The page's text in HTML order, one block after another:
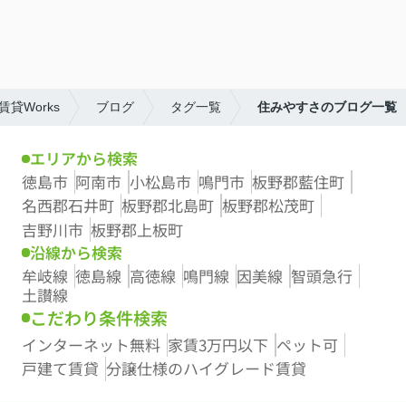
貸Works ブログ タグ一覧 住みやすさのブログ一覧
エリアから検索
徳島市 阿南市 小松島市 鳴門市 板野郡藍住町
名西郡石井町 板野郡北島町 板野郡松茂町
吉野川市 板野郡上板町
沿線から検索
牟岐線 徳島線 高徳線 鳴門線 因美線 智頭急行
土讃線
こだわり条件検索
インターネット無料 家賃3万円以下 ペット可
戸建て賃貸 分譲仕様のハイグレード賃貸